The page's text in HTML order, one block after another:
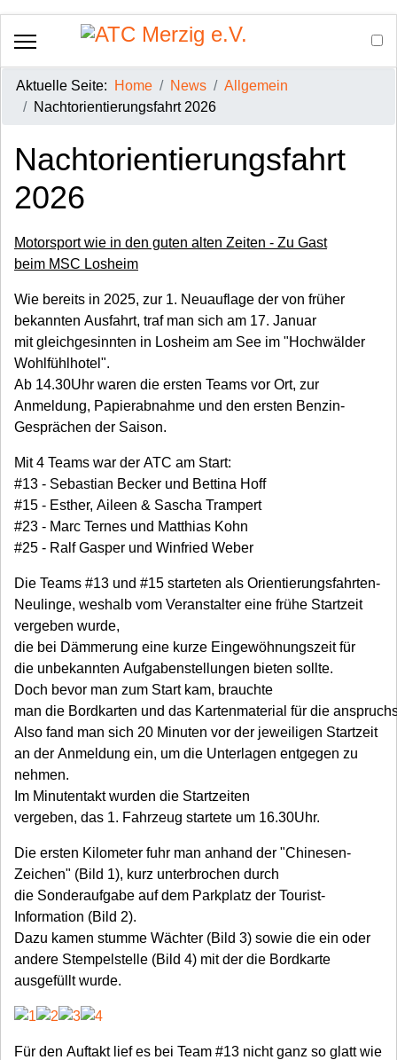
Aktuelle Seite: Home News
Allgemein
Nachtorientierungsfahrt 2026
Nachtorientierungsfahrt
2026
Motorsport wie in den guten alten Zeiten - Zu Gast
beim MSC Losheim
Wie bereits in 2025, zur 1. Neuauflage der von früher
bekannten Ausfahrt, traf man sich am 17. Januar
mit gleichgesinnten in Losheim am See im "Hochwälder
Wohlfühlhotel".
Ab 14.30Uhr waren die ersten Teams vor Ort, zur
Anmeldung, Papierabnahme und den ersten Benzin-
Gesprächen der Saison.
Mit 4 Teams war der ATC am Start:
#13 - Sebastian Becker und Bettina Hoff
#15 - Esther, Aileen & Sascha Trampert
#23 - Marc Ternes und Matthias Kohn
#25 - Ralf Gasper und Winfried Weber
Die Teams #13 und #15 starteten als Orientierungsfahrten-
Neulinge, weshalb vom Veranstalter eine frühe Startzeit
vergeben wurde,
die bei Dämmerung eine kurze Eingewöhnungszeit für
die unbekannten Aufgabenstellungen bieten sollte.
Doch bevor man zum Start kam, brauchte
man die Bordkarten und das Kartenmaterial für die
Also fand man sich 20 Minuten vor der jeweiligen Startzeit
an der Anmeldung ein, um die Unterlagen entgegen zu
nehmen.
Im Minutentakt wurden die Startzeiten
vergeben, das 1. Fahrzeug startete um 16.30Uhr.
Die ersten Kilometer fuhr man anhand der "Chinesen-
Zeichen" (Bild 1), kurz unterbrochen durch
die Sonderaufgabe auf dem Parkplatz der Tourist-
Information (Bild 2).
Dazu kamen stumme Wächter (Bild 3) sowie die ein oder
andere Stempelstelle (Bild 4) mit der die Bordkarte
ausgefüllt wurde.
Für den Auftakt lief es bei Team #13 nicht ganz so glatt wie